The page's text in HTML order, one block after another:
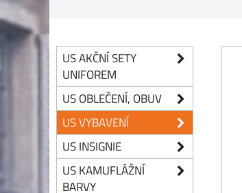
US AKČNÍ SETY
UNIFOREM
US OBLEČENÍ, OBUV
US VYBAVENÍ
US INSIGNIE
US KAMUFLÁŽNÍ
BARVY